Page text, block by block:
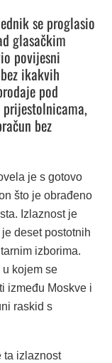
se proglasio
glasačkim
povijesni
ikakvih
pod
bez
je s gotovo
što je obrađeno
Izlaznost je
je deset postotnih
izborima.
kojem se
između Moskve i
raskid s
ta izlaznost